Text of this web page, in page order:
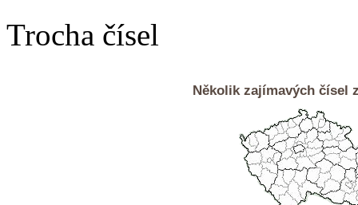
Trocha čísel